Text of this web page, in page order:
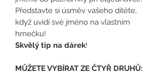
Představte si úsměv vašeho dítěte,
když uvidí své jméno na vlastním
hrnečku!
Skvělý tip na dárek!
MŮŽETE VYBÍRAT ZE ČTYŘ DRUHŮ: